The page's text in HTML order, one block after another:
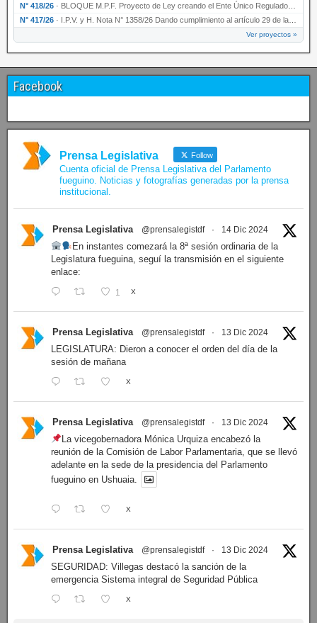
N° 418/26 · BLOQUE M.P.F. Proyecto de Ley creando el Ente Único Regulador de servicios públicos de la …
N° 417/26 · I.P.V. y H. Nota N° 1358/26 Dando cumplimiento al artículo 29 de la Ley provincial N° 1399…
Ver proyectos »
Facebook
Prensa Legislativa Follow
Cuenta oficial de Prensa Legislativa del Parlamento
fueguino. Noticias y fotografías generadas por la prensa
institucional.
Prensa Legislativa @prensalegistdf · 14 Dic 2024
En instantes comezará la 8ª sesión ordinaria de la
Legislatura fueguina, seguí la transmisión en el siguiente
enlace:
1 X
Prensa Legislativa @prensalegistdf · 13 Dic 2024
LEGISLATURA: Dieron a conocer el orden del día de la
sesión de mañana
X
Prensa Legislativa @prensalegistdf · 13 Dic 2024
La vicegobernadora Mónica Urquiza encabezó la
reunión de la Comisión de Labor Parlamentaria, que se llevó
adelante en la sede de la presidencia del Parlamento
fueguino en Ushuaia.
X
Prensa Legislativa @prensalegistdf · 13 Dic 2024
SEGURIDAD: Villegas destacó la sanción de la
emergencia Sistema integral de Seguridad Pública
X